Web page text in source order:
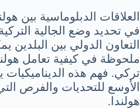
العلاقات الدبلوماسية بين
في تحديد وضع الجالية
التعاون الدولي بين البلدين
ملحوظة في كيفية تعامل
تركي. فهم هذه
الأوسع للتحديات والفرص
هولندا.